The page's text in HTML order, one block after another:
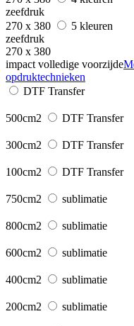
zeefdruk
270 x 380
5 kleuren
zeefdruk
270 x 380
impact volledige voorzijde
opdruktechnieken
DTF Transfer
500cm2 DTF Transfer
300cm2 DTF Transfer
100cm2 DTF Transfer
750cm2 sublimatie
800cm2 sublimatie
600cm2 sublimatie
400cm2 sublimatie
200cm2 sublimatie